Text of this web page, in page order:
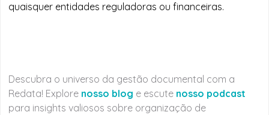
quaisquer entidades reguladoras ou financeiras.
Descubra o universo da gestão documental com a
Redata! Explore nosso blog e escute nosso podcast
para insights valiosos sobre organização de